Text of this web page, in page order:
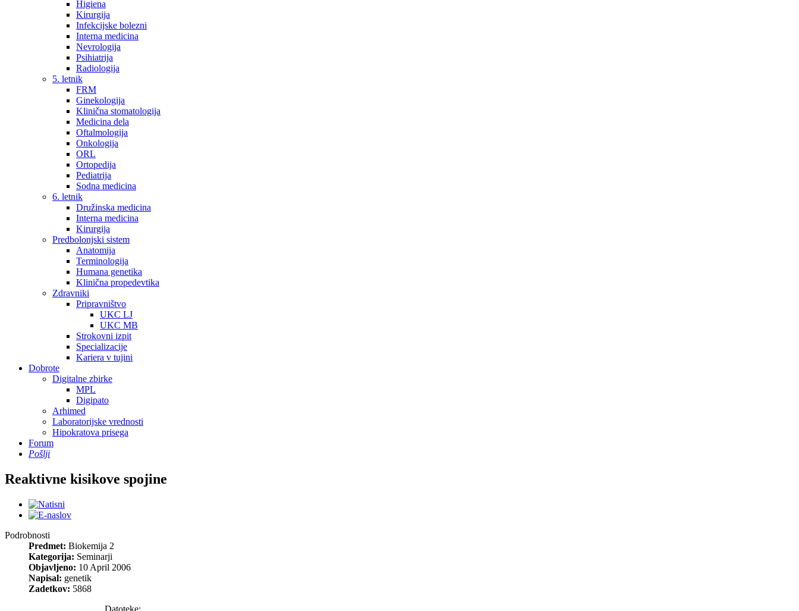
Higiena
Kirurgija
Infekcijske bolezni
Interna medicina
Nevrologija
Psihiatrija
Radiologija
5. letnik
FRM
Ginekologija
Klinična stomatologija
Medicina dela
Oftalmologija
Onkologija
ORL
Ortopedija
Pediatrija
Sodna medicina
6. letnik
Družinska medicina
Interna medicina
Kirurgija
Predbolonjski sistem
Anatomija
Terminologija
Humana genetika
Klinična propedevtika
Zdravniki
Pripravništvo
UKC LJ
UKC MB
Strokovni izpit
Specializacije
Kariera v tujini
Dobrote
Digitalne zbirke
MPL
Digipato
Arhimed
Laboratorijske vrednosti
Hipokratova prisega
Forum
Pošlji
Reaktivne kisikove spojine
Podrobnosti
Predmet: Biokemija 2
Kategorija: Seminarji
Objavljeno: 10 April 2006
Napisal: genetik
Zadetkov: 5868
Datoteke: